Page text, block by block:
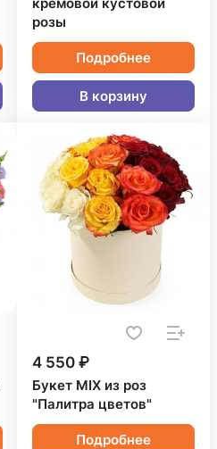
кремовой кустовой
розы
Подробнее
В корзину
4 550 ₽
Букет MIX из роз
"Палитра цветов"
Подробнее